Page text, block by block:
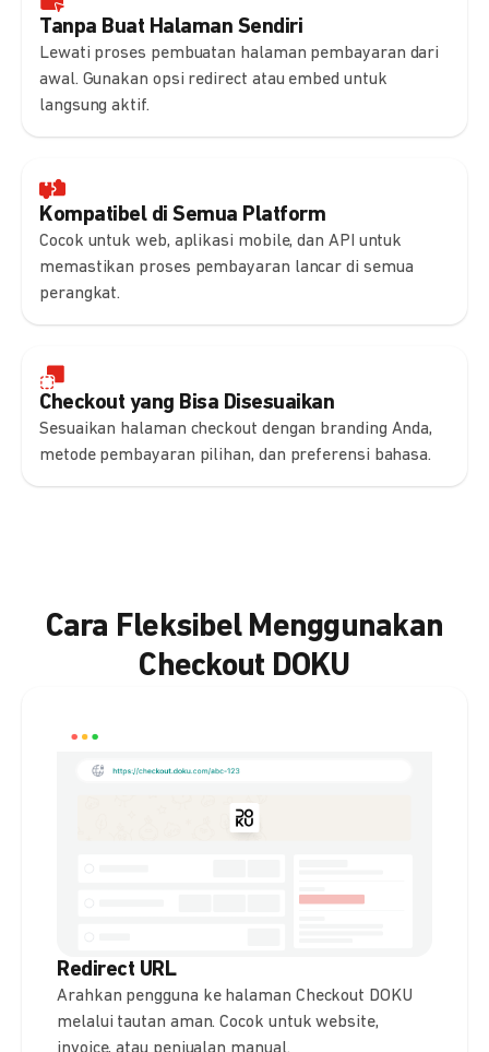
Tanpa Buat Halaman Sendiri
Lewati proses pembuatan halaman pembayaran dari
awal. Gunakan opsi redirect atau embed untuk
langsung aktif.
Kompatibel di Semua Platform
Cocok untuk web, aplikasi mobile, dan API untuk
memastikan proses pembayaran lancar di semua
perangkat.
Checkout yang Bisa Disesuaikan
Sesuaikan halaman checkout dengan branding Anda,
metode pembayaran pilihan, dan preferensi bahasa.
Cara Fleksibel Menggunakan
Checkout DOKU
Redirect URL
Arahkan pengguna ke halaman Checkout DOKU
melalui tautan aman. Cocok untuk website,